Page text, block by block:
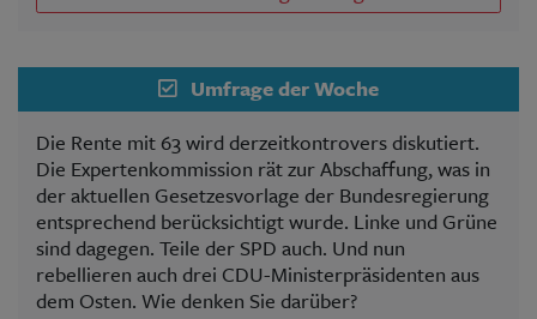
Umfrage der Woche
Die Rente mit 63 wird derzeitkontrovers diskutiert.
Die Expertenkommission rät zur Abschaffung, was in
der aktuellen Gesetzesvorlage der Bundesregierung
entsprechend berücksichtigt wurde. Linke und Grüne
sind dagegen. Teile der SPD auch. Und nun
rebellieren auch drei CDU-Ministerpräsidenten aus
dem Osten. Wie denken Sie darüber?